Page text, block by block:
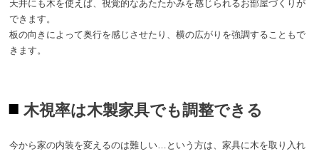
天井にも木を使えば、視覚的なあたたかみを感じられるお部屋づくりが
できます。
板の向きによって奥行を感じさせたり、横の広がりを強調することもで
きます。
木視率は木製家具でも調整できる
今から家の内装を変えるのは難しい…という方は、家具に木を取り入れ